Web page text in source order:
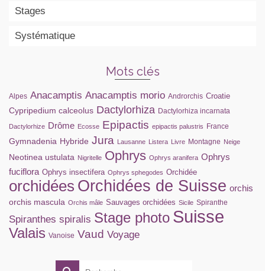
Stages
Systématique
Mots clés
Alpes Anacamptis Anacamptis morio Androrchis Croatie
Cypripedium calceolus Dactylorhiza Dactylorhiza incarnata
Dactylorhize Drôme Ecosse Epipactis epipactis palustris France
Gymnadenia Hybride Jura Lausanne Listera Livre Montagne Neige
Neotinea ustulata Nigritelle Ophrys Ophrys aranifera Ophrys
fuciflora Ophrys insectifera Ophrys sphegodes Orchidée
orchidées Orchidées de Suisse orchis
orchis mascula Orchis mâle Sauvages orchidées Sicile Spiranthe
Spiranthes spiralis Stage photo Suisse
Valais Vanoise Vaud Voyage
Rechercher :